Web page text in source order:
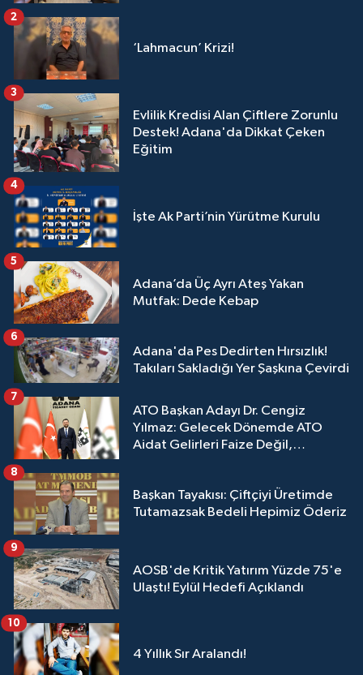
‘Lahmacun’ Krizi!
2
Evlilik Kredisi Alan Çiftlere Zorunlu
Destek! Adana'da Dikkat Çeken
Eğitim
3
İşte Ak Parti’nin Yürütme Kurulu
4
Adana’da Üç Ayrı Ateş Yakan
Mutfak: Dede Kebap
5
Adana'da Pes Dedirten Hırsızlık!
Takıları Sakladığı Yer Şaşkına Çevirdi
6
ATO Başkan Adayı Dr. Cengiz
Yılmaz: Gelecek Dönemde ATO
Aidat Gelirleri Faize Değil,
7
Başkan Tayakısı: Çiftçiyi Üretimde
Tutamazsak Bedeli Hepimiz Öderiz
8
AOSB'de Kritik Yatırım Yüzde 75'e
Ulaştı! Eylül Hedefi Açıklandı
9
4 Yıllık Sır Aralandı!
10